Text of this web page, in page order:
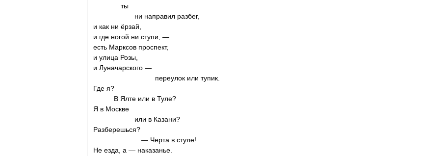
ты
ни направил разбег,
и как ни ёрзай,
и где ногой ни ступи, —
есть Марксов проспект,
и улица Розы,
и Луначарского —
переулок или тупик.
Где я?
В Ялте или в Туле?
Я в Москве
или в Казани?
Разберешься?
— Черта в стуле!
Не езда, а — наказанье.